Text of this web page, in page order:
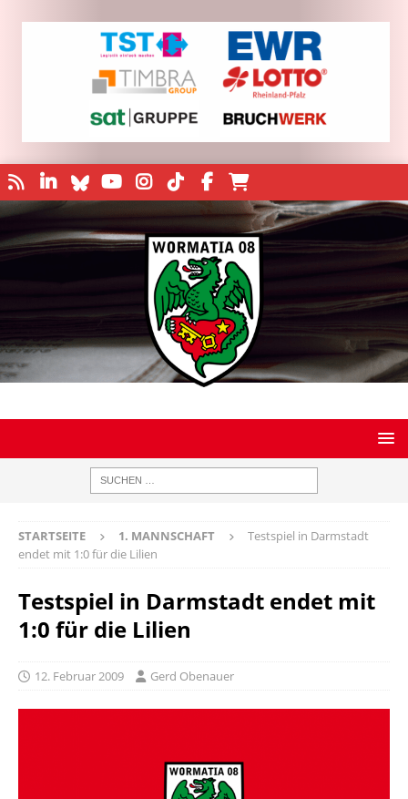
STARTSEITE 1. MANNSCHAFT
Testspiel in Darmstadt
endet mit 1:0 für die Lilien
Testspiel in Darmstadt endet mit
1:0 für die Lilien
12. Februar 2009 Gerd Obenauer